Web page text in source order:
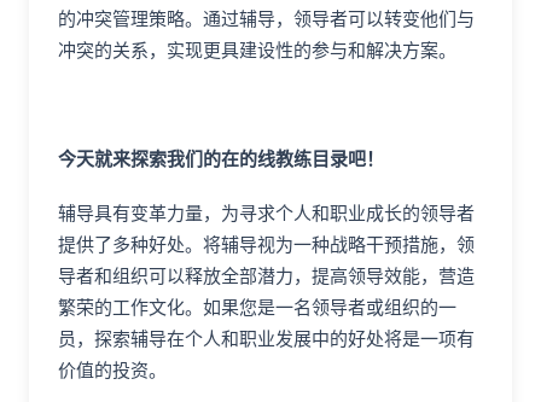
的冲突管理策略。通过辅导，领导者可以转变他们与
冲突的关系，实现更具建设性的参与和解决方案。
今天就来探索我们的在的线教练目录吧！
辅导具有变革力量，为寻求个人和职业成长的领导者
提供了多种好处。将辅导视为一种战略干预措施，领
导者和组织可以释放全部潜力，提高领导效能，营造
繁荣的工作文化。如果您是一名领导者或组织的一
员，探索辅导在个人和职业发展中的好处将是一项有
价值的投资。